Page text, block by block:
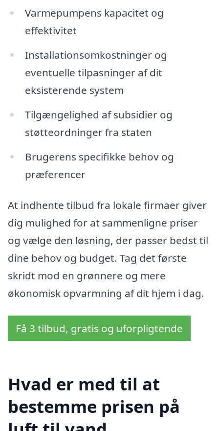
Varmepumpens kapacitet og
effektivitet
Installationsomkostninger og
eventuelle tilpasninger af dit
eksisterende system
Tilgængelighed af subsidier og
støtteordninger fra staten
Brugerens specifikke behov og
præferencer
At indhente tilbud fra lokale firmaer giver
dig mulighed for at sammenligne priser
og vælge den løsning, der passer bedst til
dine behov og budget. Tag det første
skridt mod en grønnere og mere
økonomisk opvarmning af dit hjem i dag.
Få 3 tilbud, gratis og uforpligtende
Hvad er med til at
bestemme prisen på